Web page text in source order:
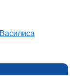
Василиса